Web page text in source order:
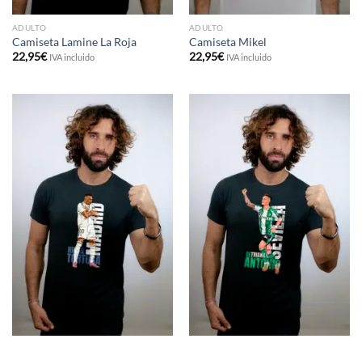
ADULTO
Camiseta Lamine La Roja
22,95€ IVA incluido
ADULTO
Camiseta Mikel
22,95€ IVA incluido